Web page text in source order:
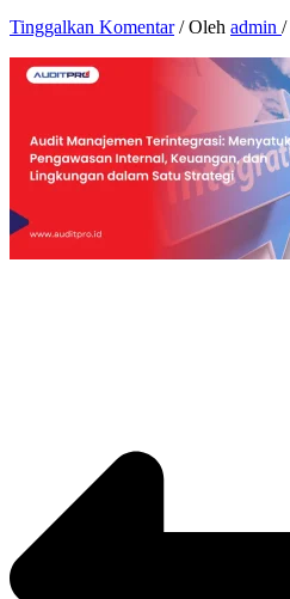
Tinggalkan Komentar / Oleh admin /